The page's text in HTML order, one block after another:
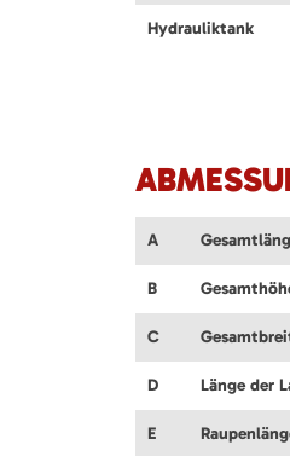
Hydrauliktank
A
B
C
D Länge der
E